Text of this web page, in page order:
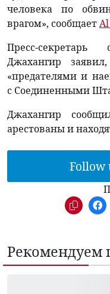
человека по
врагом», сообщает
Пресс-
Джахангир
«предателями и
с Соединенными
Джахангир
арестованы и
Follow
Рекомендуем